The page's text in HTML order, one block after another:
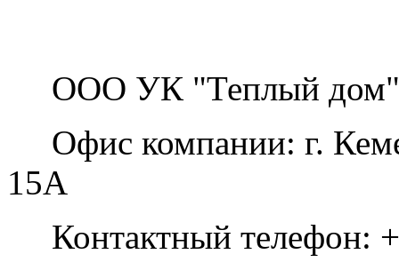
ООО УК "Теплый дом"
Офис компании: г.
15А
Контактный телефон: